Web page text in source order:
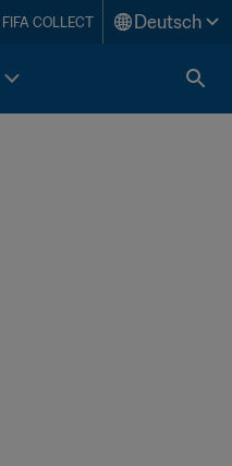
FIFA COLLECT Deutsch